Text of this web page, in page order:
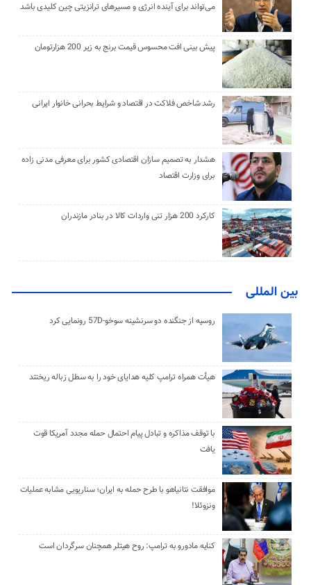
می‌تواند برای آینده انرژی و مسیرهای ترانزیتی چین کلیدی باشد
پیش بینی افت محسوس قیمت برنج به زیر 200 هزارتومان
رشد شاخص فلاکت در اقتصاد و شرایط بحرانی خانوار ایرانی
هشدار به تصمیم سازان اقتصادی کشور برای معرفی مدنی زاده
برای وزارت اقتصاد
کارکرد 200 هزار تنی واردات کالا در بنادر مازندران
بین المللی
روسیه از جنگنده دو سرنشینه سوخو-57D رونمایی کرد
هیأت همراه ترامپ کلیه هدایای خود را به سطل زباله ریختند
با توقف مذاکره و تبادل پیام احتمال حمله مجدد آمریکا قوت
یافت
موافقت نتانیاهو با طرح حمله به ایران؛ سناریویی مشابه عملیات
ونزوئلا!
کنایه مادورو به ترامپ: روح هیتلر همچنان سرگردان است